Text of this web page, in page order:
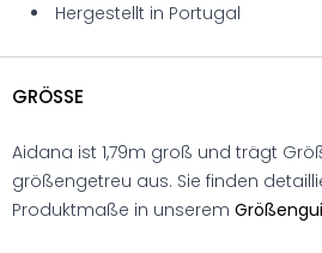
Hergestellt in Portugal
GRÖSSE
Aidana ist 1,79m groß und trägt
größengetreu aus. Sie finden
Produktmaße in unserem